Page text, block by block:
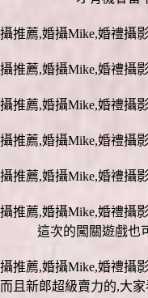
這次的闖關遊戲也
而且新郎超級賣力的,大